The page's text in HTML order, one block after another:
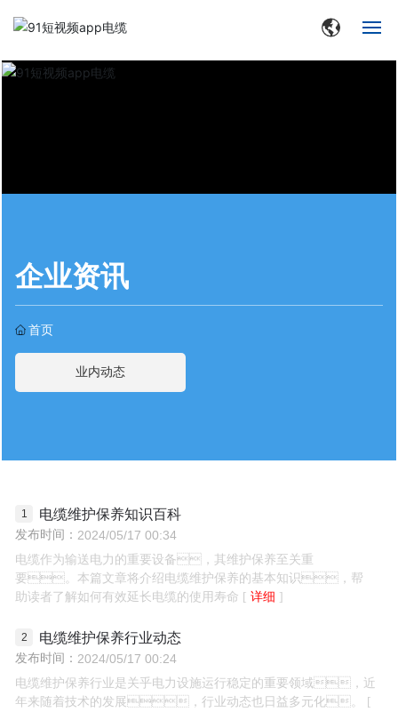
网站首页
品牌中心
企业资讯
首页
业内动态
电缆维护保养知识百科
发布时间： 2024/05/17 00:34
电缆作为输送电力的重要设备，其维护保养至关重
要。本篇文章将介绍电缆维护保养的基本知识，帮
助读者了解如何有效延长电缆的使用寿命
详细
电缆维护保养行业动态
发布时间： 2024/05/17 00:24
电缆维护保养行业是关乎电力设施运行稳定的重要领域，近
年来随着技术的发展，行业动态也日益多元化。